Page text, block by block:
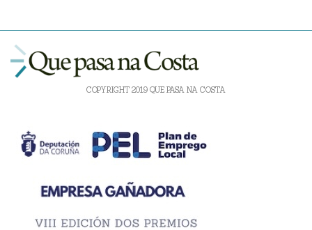
COPYRIGHT 2019 QUE PASA NA COSTA